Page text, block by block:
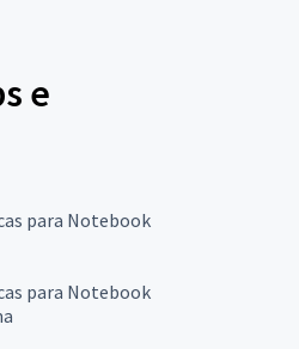
e
para Notebook
para Notebook